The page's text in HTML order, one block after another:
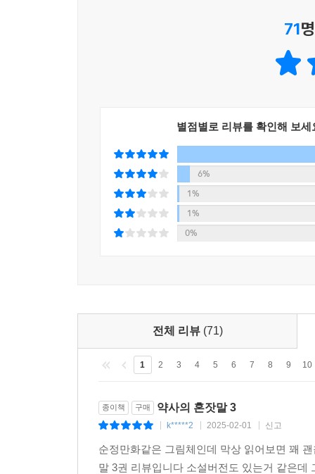
71
별점별로 리뷰를 확인해 보세
6%
1%
1%
0%
전체 리뷰 (71)
1 2 3 4 5 6 7 8 9 10
종이책 구매 약사의 혼잣말 3
k*****2 2025-02-01 신고
순정만화같은 그림체인데 막상 읽어보면 꽤
말 3권 리뷰입니다 소설버전도 있는거 같은